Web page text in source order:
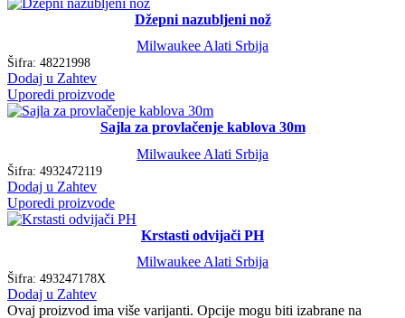
Džepni nazubljeni nož
Milwaukee Alati Srbija
Šifra: 48221998
Dodaj u Zahtev
Uporedi proizvode
Sajla za provlačenje kablova 30m
Milwaukee Alati Srbija
Šifra: 4932472119
Dodaj u Zahtev
Uporedi proizvode
Krstasti odvijači PH
Milwaukee Alati Srbija
Šifra: 493247178X
Dodaj u Zahtev
Ovaj proizvod ima više varijanti. Opcije mogu biti izabrane na